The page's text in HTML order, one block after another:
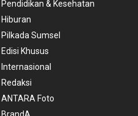
Pendidikan & Kesehatan
Hiburan
Pilkada Sumsel
Edisi Khusus
Internasional
Redaksi
ANTARA Foto